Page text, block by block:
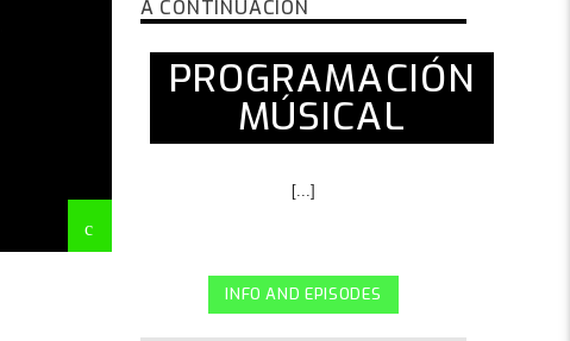
A CONTINUACIÓN
PROGRAMACIÓN
MÚSICAL
[...]
INFO AND EPISODES